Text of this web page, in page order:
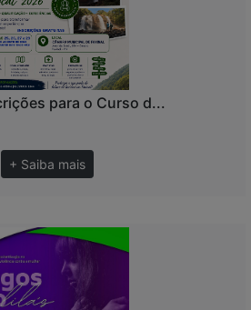
para o Curso d...
+ Saiba mais